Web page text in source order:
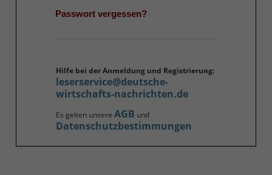
Passwort vergessen?
Hilfe bei der Anmeldung und Registrierung:
leserservice@deutsche-
wirtschafts-nachrichten.de
Es gelten unsere AGB und
Datenschutzbestimmungen